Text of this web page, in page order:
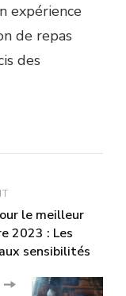
expérience
de repas
des
le meilleur
2023 : Les
sensibilités